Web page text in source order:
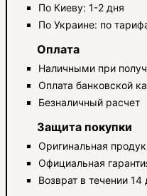
По Киеву: 1-2 дня
По Украине: по
Оплата
Наличными при
Оплата банковской
Безналичный расчет
Защита покупки
Оригинальная
Официальная
Возврат в течении 14